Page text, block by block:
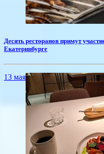
​Десять ресторанов примут
Екатеринбурге
13 мая